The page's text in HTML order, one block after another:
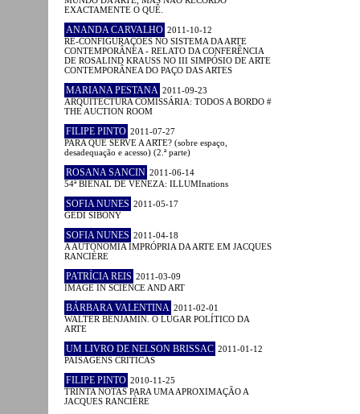
EXACTAMENTE O QUÊ.
ANANDA CARVALHO 2011-10-12
RE-CONFIGURAÇÕES NO SISTEMA DA ARTE
CONTEMPORÂNEA - RELATO DA CONFERÊNCIA
DE ROSALIND KRAUSS NO III SIMPÓSIO DE ARTE
CONTEMPORÂNEA DO PAÇO DAS ARTES
MARIANA PESTANA 2011-09-23
ARQUITECTURA COMISSÁRIA: TODOS A BORDO #
THE AUCTION ROOM
FILIPE PINTO 2011-07-27
PARA QUE SERVE A ARTE? (sobre espaço,
desadequação e acesso) (2.ª parte)
ROSANA SANCIN 2011-06-14
54ª BIENAL DE VENEZA: ILLUMInations
SOFIA NUNES 2011-05-17
GEDI SIBONY
SOFIA NUNES 2011-04-18
A AUTONOMIA IMPRÓPRIA DA ARTE EM JACQUES
RANCIÈRE
PATRÍCIA REIS 2011-03-09
IMAGE IN SCIENCE AND ART
BÁRBARA VALENTINA 2011-02-01
WALTER BENJAMIN. O LUGAR POLÍTICO DA
ARTE
UM LIVRO DE NELSON BRISSAC 2011-01-12
PAISAGENS CRÍTICAS
FILIPE PINTO 2010-11-25
TRINTA NOTAS PARA UMA APROXIMAÇÃO A
JACQUES RANCIÈRE